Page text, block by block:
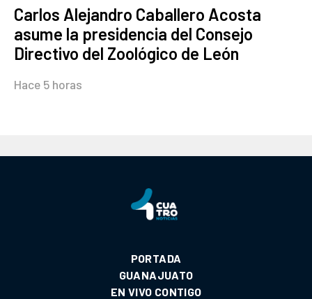
Carlos Alejandro Caballero Acosta
asume la presidencia del Consejo
Directivo del Zoológico de León
Hace 5 horas
PORTADA
GUANAJUATO
EN VIVO CONTIGO